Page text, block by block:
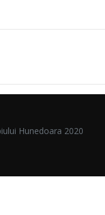
Hunedoara 2020